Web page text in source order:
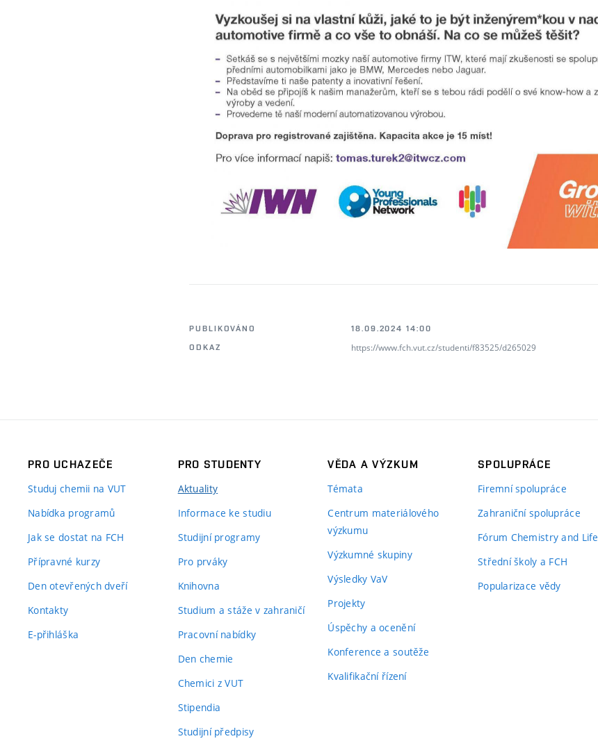
PUBLIKOVÁNO
18.09.2024 14:00
ODKAZ
https://www.fch.vut.cz/studenti/f83525/d265029
PRO UCHAZEČE
Studuj chemii na VUT
Nabídka programů
Jak se dostat na FCH
Přípravné kurzy
Den otevřených dveří
Kontakty
E-přihláška
PRO STUDENTY
Aktuality
Informace ke studiu
Studijní programy
Pro prváky
Knihovna
Studium a stáže v zahraničí
Pracovní nabídky
Den chemie
Chemici z VUT
Stipendia
Studijní předpisy
VĚDA A VÝZKUM
Témata
Centrum materiálového
výzkumu
Výzkumné skupiny
Výsledky VaV
Projekty
Úspěchy a ocenění
Konference a soutěže
Kvalifikační řízení
SPOLUPRÁCE
Firemní spolupráce
Zahraniční spolupráce
Fórum Chemistry and Life
Střední školy a FCH
Popularizace vědy